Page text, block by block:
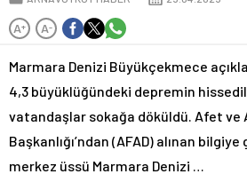
A+ A-
Marmara Denizi Büyükçekmece
4,3 büyüklüğündeki depremin
vatandaşlar sokağa döküldü. Afet ve
Başkanlığı’ndan (AFAD) alınan
merkez üssü Marmara Denizi …